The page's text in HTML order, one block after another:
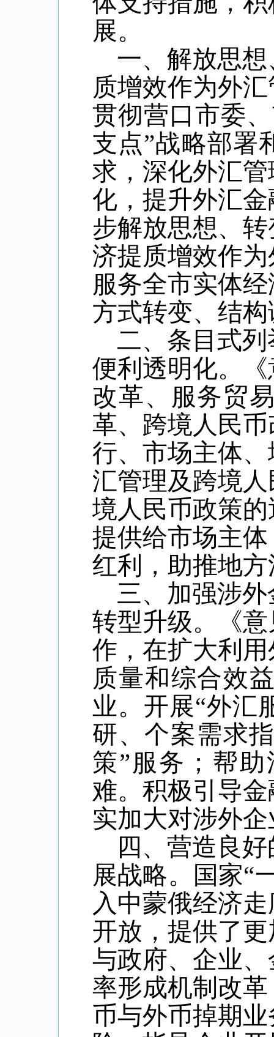
展。
一、解放思
质增效作为外
贯彻营口市委
支点”战略部署
求，深化外汇
化，提升外汇
步解放思想、
济提质增效作
服务全市实体
方式转变、结
二、条目式
便利透明化。
改革、服务贸
革、跨境人民
行、市场主体
汇管理及跨境
境人民币政策
提供给市场主
红利，助推地
三、加强涉
转型升级。《
作，在扩大利
质量和综合效
业。开展“外汇
研、个案需求
策”服务；帮
难。积极引导
实加大对涉外
四、营造良
展战略。国家“
入中蒙俄经济
开放，提供了
与政府、企业
率形成机制改
币与外币掉期